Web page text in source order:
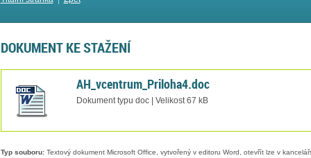
DOKUMENT KE STAŽENÍ
AH_vcentrum_Priloha4.doc
Dokument typu doc | Velikost 67 kB
Typ souboru:Textový dokument Microsoft Office, vytvořený v editoru Word, otevřít lze v